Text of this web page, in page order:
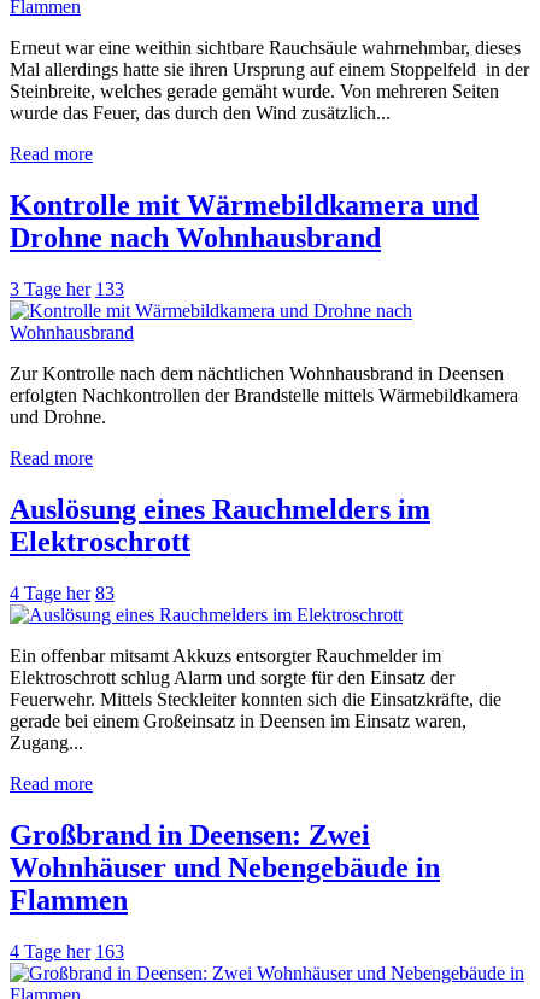
Erneut war eine weithin sichtbare Rauchsäule wahrnehmbar, dieses
Mal allerdings hatte sie ihren Ursprung auf einem Stoppelfeld in der
Steinbreite, welches gerade gemäht wurde. Von mehreren Seiten
wurde das Feuer, das durch den Wind zusätzlich...
Read more
Kontrolle mit Wärmebildkamera und
Drohne nach Wohnhausbrand
3 Tage her 133
Zur Kontrolle nach dem nächtlichen Wohnhausbrand in Deensen
erfolgten Nachkontrollen der Brandstelle mittels Wärmebildkamera
und Drohne.
Read more
Auslösung eines Rauchmelders im
Elektroschrott
4 Tage her 83
Ein offenbar mitsamt Akkuzs entsorgter Rauchmelder im
Elektroschrott schlug Alarm und sorgte für den Einsatz der
Feuerwehr. Mittels Steckleiter konnten sich die Einsatzkräfte, die
gerade bei einem Großeinsatz in Deensen im Einsatz waren,
Zugang...
Read more
Großbrand in Deensen: Zwei
Wohnhäuser und Nebengebäude in
Flammen
4 Tage her 163